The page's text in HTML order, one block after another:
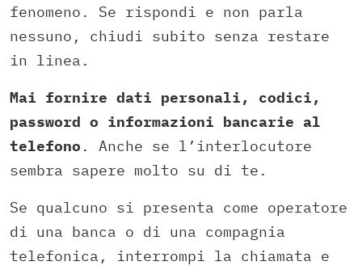
fenomeno. Se rispondi e non parla
nessuno, chiudi subito senza restare
in linea.
Mai fornire dati personali, codici,
password o informazioni bancarie al
telefono . Anche se l’interlocutore
sembra sapere molto su di te.
Se qualcuno si presenta come operatore
di una banca o di una compagnia
telefonica, interrompi la chiamata e